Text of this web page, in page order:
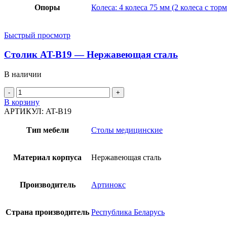
Опоры Колеса: 4 колеса 75 мм (2 колеса с
Быстрый просмотр
Столик AT-B19 — Нержавеющая сталь
В наличии
В корзину
АРТИКУЛ: AT-B19
Тип мебели Столы медицинские
Материал корпуса Нержавеющая сталь
Производитель Артинокс
Страна производитель Республика Беларусь